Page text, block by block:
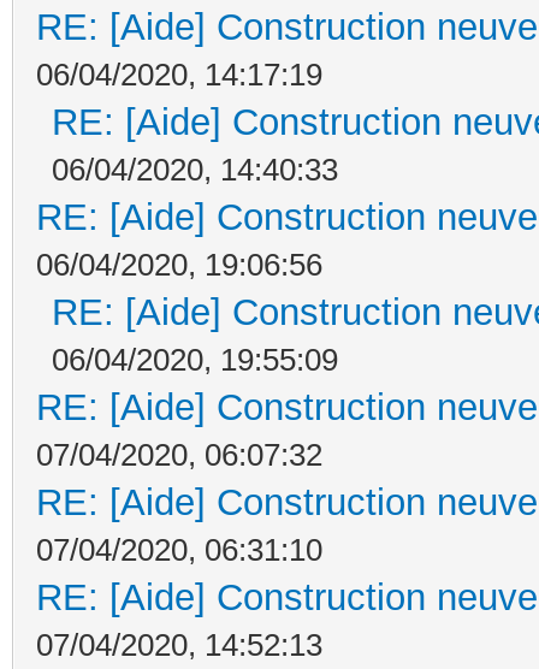
RE: [Aide] Construction
06/04/2020, 14:17:19
RE: [Aide] Construction
06/04/2020, 14:40:33
RE: [Aide] Construction
06/04/2020, 19:06:56
RE: [Aide] Construction
06/04/2020, 19:55:09
RE: [Aide] Construction
07/04/2020, 06:07:32
RE: [Aide] Construction
07/04/2020, 06:31:10
RE: [Aide] Construction
07/04/2020, 14:52:13